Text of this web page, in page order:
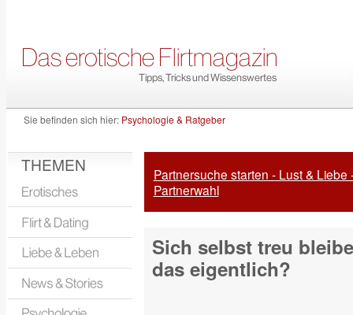
Sie befinden sich hier: Psychologie & Ratgeber
THEMEN
Partnersuche starten - Lust & Liebe
Partnerwahl
Sich selbst treu
das eigentlich?